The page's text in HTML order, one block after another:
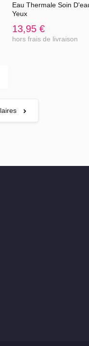
Eau Thermale Soin
Yeux
13,95 €
hors frais de livraison